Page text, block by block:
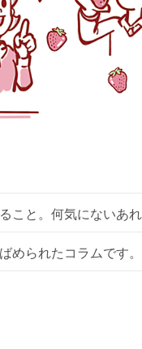
こと。何気にないあ
られたコラムです。